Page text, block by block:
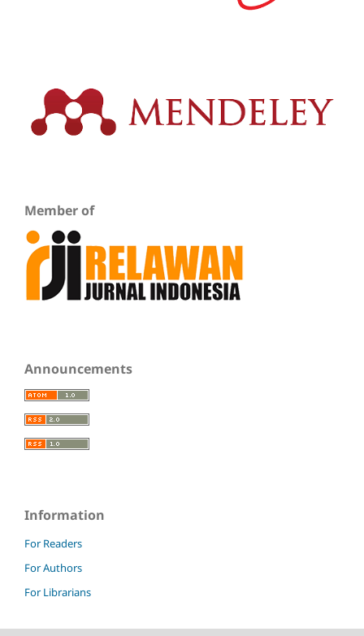
Member of
Announcements
Information
For Readers
For Authors
For Librarians